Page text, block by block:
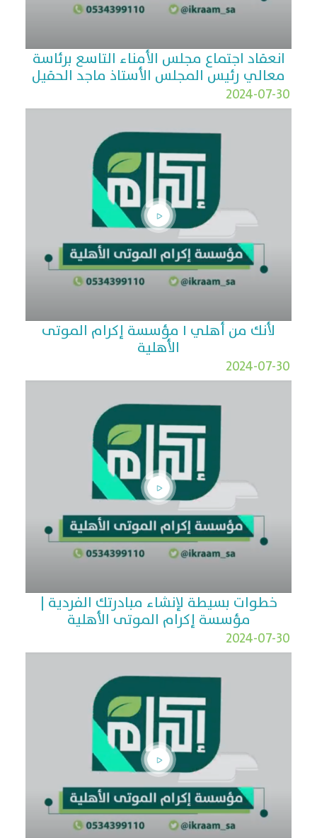
انعقاد اجتماع مجلس الأمناء التاسع برئاسة
معالي رئيس المجلس الأستاذ ماجد الحقيل
2024-07-30
لأنك من أهلي I مؤسسة إكرام الموتى
الأهلية
2024-07-30
خطوات بسيطة لإنشاء مبادرتك الفردية |
مؤسسة إكرام الموتى الأهلية
2024-07-30